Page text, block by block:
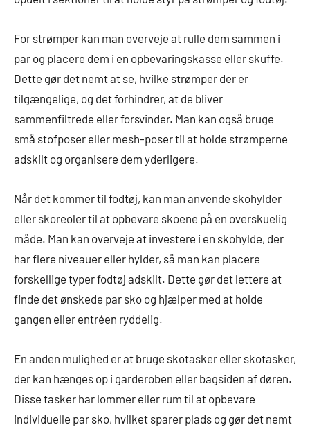
For strømper kan man overveje at rulle dem sammen i
par og placere dem i en opbevaringskasse eller skuffe.
Dette gør det nemt at se, hvilke strømper der er
tilgængelige, og det forhindrer, at de bliver
sammenfiltrede eller forsvinder. Man kan også bruge
små stofposer eller mesh-poser til at holde strømperne
adskilt og organisere dem yderligere.
Når det kommer til fodtøj, kan man anvende skohylder
eller skoreoler til at opbevare skoene på en overskuelig
måde. Man kan overveje at investere i en skohylde, der
har flere niveauer eller hylder, så man kan placere
forskellige typer fodtøj adskilt. Dette gør det lettere at
finde det ønskede par sko og hjælper med at holde
gangen eller entréen ryddelig.
En anden mulighed er at bruge skotasker eller skotasker,
der kan hænges op i garderoben eller bagsiden af døren.
Disse tasker har lommer eller rum til at opbevare
individuelle par sko, hvilket sparer plads og gør det nemt